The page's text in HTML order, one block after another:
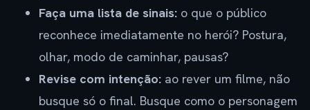
Faça uma lista de sinais: o que o público
reconhece imediatamente no herói? Postura,
olhar, modo de caminhar, pausas?
Revise com intenção: ao rever um filme, não
busque só o final. Busque como o personagem